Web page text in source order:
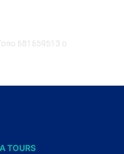
681659513 o
TOURS